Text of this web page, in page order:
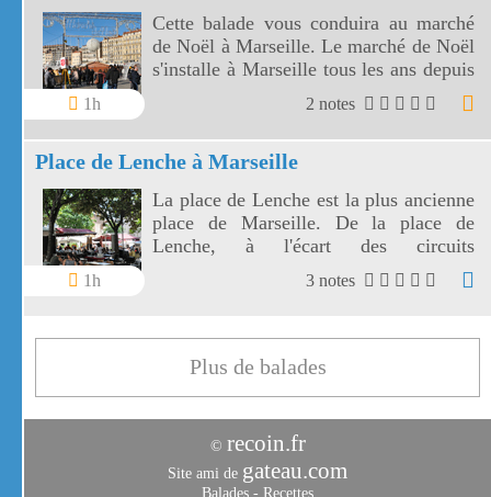
1h
Cette balade vous conduira au marché
de Noël à Marseille. Le marché de Noël
s'installe à Marseille tous les ans depuis
2002, au bout de la Canebière au bord
2 notes
Place de Lenche à Marseille
1h
La place de Lenche est la plus ancienne
place de Marseille. De la place de
Lenche, à l'écart des circuits
touristiques, on aperçoit tout de même
le Vieux Port et Notre Dame de la
3 notes
Plus de balades
© recoin.fr
Site ami de gateau.com
Balades - Recettes